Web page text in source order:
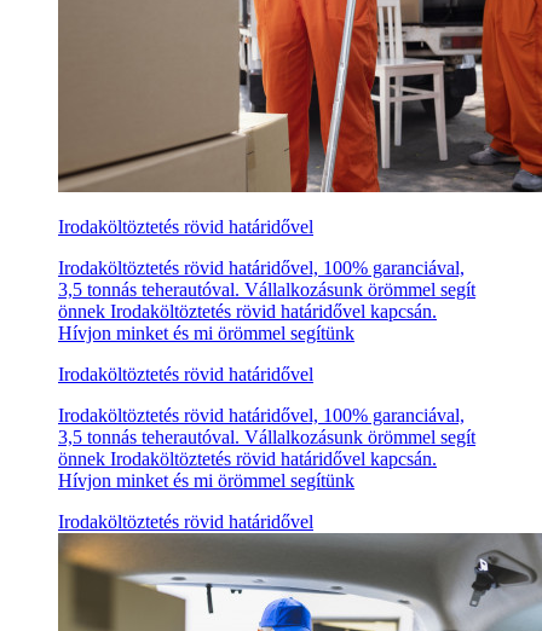
Irodaköltöztetés rövid határidővel
Irodaköltöztetés rövid határidővel, 100% garanciával,
3,5 tonnás teherautóval. Vállalkozásunk örömmel segít
önnek Irodaköltöztetés rövid határidővel kapcsán.
Hívjon minket és mi örömmel segítünk
Irodaköltöztetés rövid határidővel
Irodaköltöztetés rövid határidővel, 100% garanciával,
3,5 tonnás teherautóval. Vállalkozásunk örömmel segít
önnek Irodaköltöztetés rövid határidővel kapcsán.
Hívjon minket és mi örömmel segítünk
Irodaköltöztetés rövid határidővel